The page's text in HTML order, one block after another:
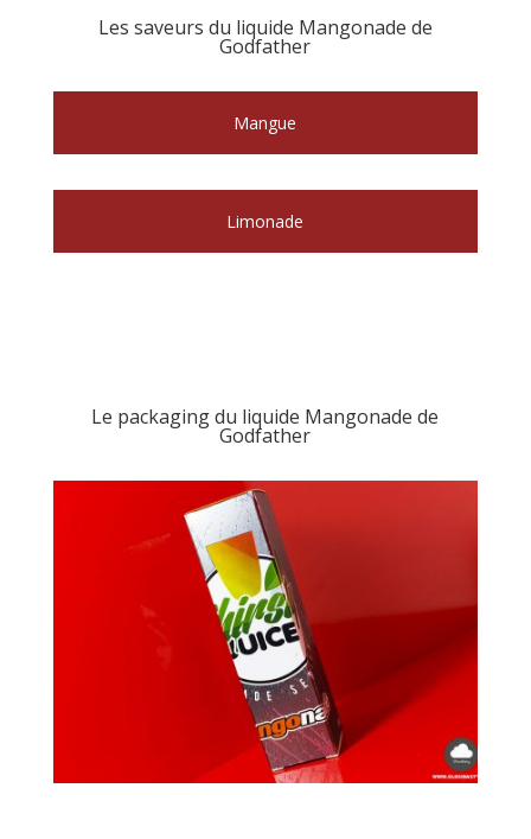
Les saveurs du liquide Mangonade de
Godfather
Mangue
Limonade
Le packaging du liquide Mangonade de
Godfather